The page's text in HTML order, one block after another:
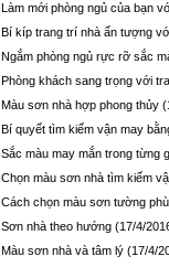
Làm mới phòng ngủ của bạn
Bí kíp trang trí nhà ấn tượng
Ngắm phòng ngủ rực rỡ sắc
Phòng khách sang trọng với
Màu sơn nhà hợp phong thủy
Bí quyết tìm kiếm vận may
Sắc màu may mắn trong từng
Chọn màu sơn nhà tìm kiếm
Cách chọn màu sơn tường
Sơn nhà theo hướng (17/4/
Màu sơn nhà và tâm lý (17/4/